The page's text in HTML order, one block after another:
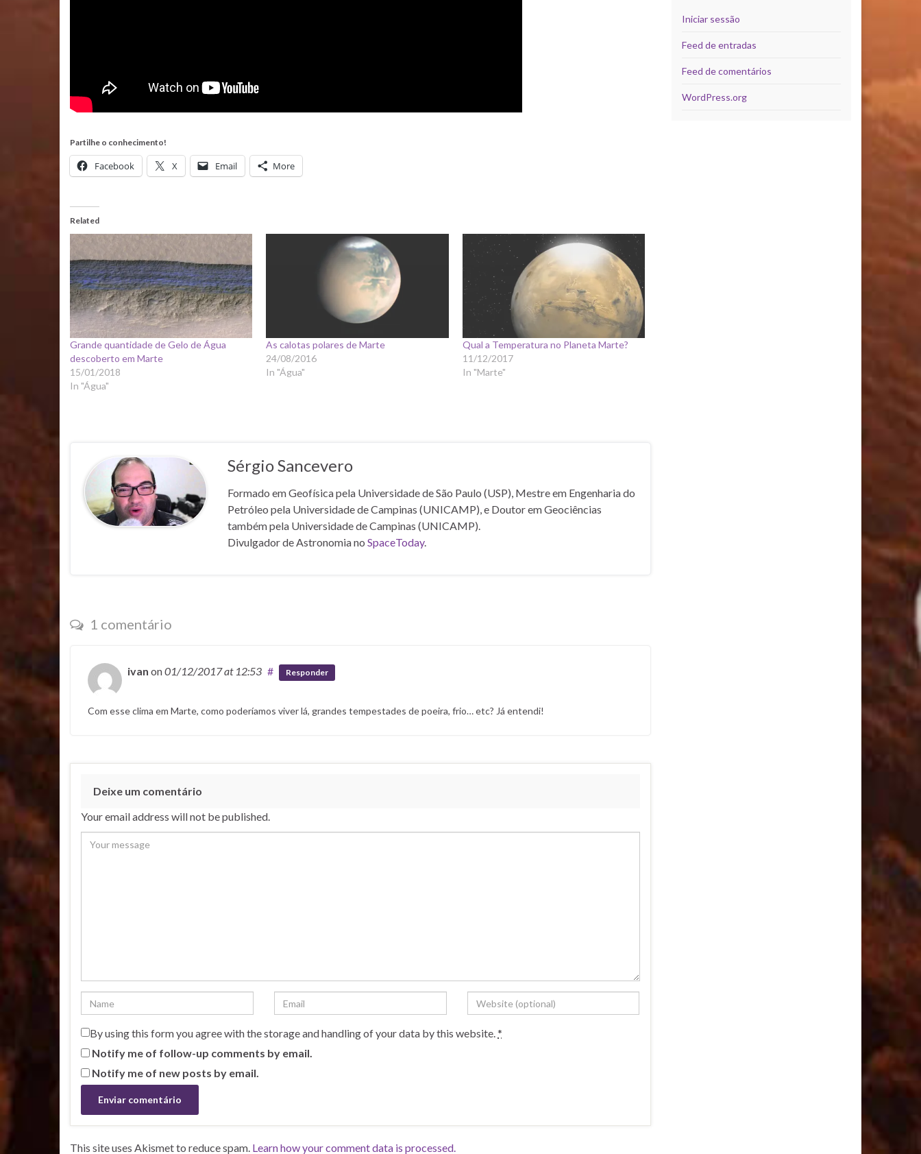
Partilhe o conhecimento!
Facebook X Email More
Related
Grande quantidade de Gelo de Água
descoberto em Marte
15/01/2018
In "Água"
As calotas polares de Marte
24/08/2016
In "Água"
Qual a Temperatura no Planeta Marte?
11/12/2017
In "Marte"
Sérgio Sancevero
Formado em Geofísica pela Universidade de São Paulo (USP), Mestre em Engenharia do
Petróleo pela Universidade de Campinas (UNICAMP), e Doutor em Geociências
também pela Universidade de Campinas (UNICAMP).
Divulgador de Astronomia no SpaceToday.
1 comentário
ivan on01/12/2017at 12:53 # Responder
Com esse clima em Marte, como poderíamos viver lá, grandes tempestades de poeira, frio… etc? Já entendi!
Deixe um comentário
Your email address will not be published.
By using this form you agree with the storage and handling of your data by this website.*
Notify me of follow-up comments by email.
Notify me of new posts by email.
This site uses Akismet to reduce spam. Learn how your comment data is processed.
Iniciar sessão
Feed de entradas
Feed de comentários
WordPress.org